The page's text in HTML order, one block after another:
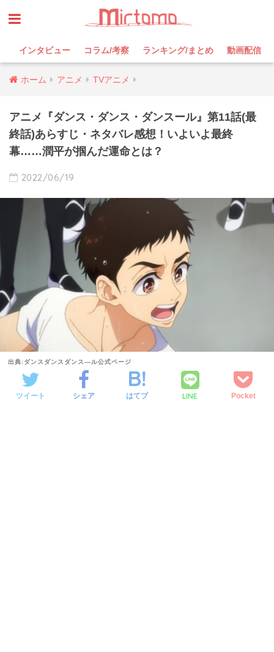
インタビュー コラム/考察 ランキング/まとめ 動画配信
ホーム アニメ TVアニメ
アニメ『ダンス・ダンス・ダンスール』第11話(最
終話)あらすじ・ネタバレ感想！いよいよ最終
幕……潤平が掴んだ運命とは？
2022/06/19
出典:ダンスダンスダンス―ル公式ページ
ツイート シェア はてブ LINE Pocket